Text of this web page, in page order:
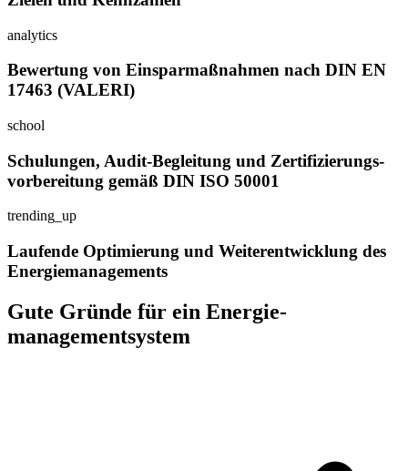
analytics
Bewertung von Einsparmaßnahmen nach DIN EN
17463 (VALERI)
school
Schulungen, Audit-Begleitung und Zertifizierungs­
vorbereitung gemäß DIN ISO 50001
trending_up
Laufende Optimierung und Weiterentwicklung des
Energiemanagements
Gute Gründe für ein Energie­
management­system